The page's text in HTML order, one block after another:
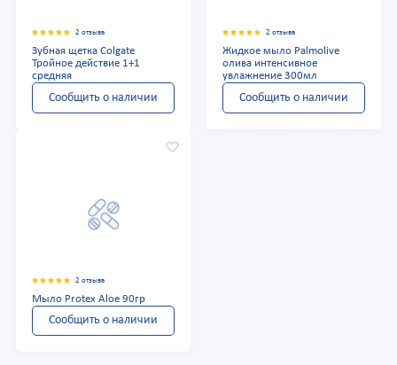
2 отзыва
Зубная щетка Colgate
Тройное действие 1+1
средняя
Сообщить о наличии
2 отзыва
Жидкое мыло Palmolive
олива интенсивное
увлажнение 300мл
Сообщить о наличии
2 отзыва
Мыло Protex Aloe 90гр
Сообщить о наличии